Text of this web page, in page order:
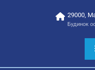
29000,
Будинок